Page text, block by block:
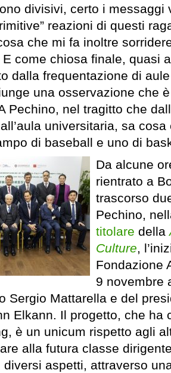
divisivi, certo i messaggi
reazioni di questi
che mi fa inoltre
E come chiosa finale, quasi
dalla frequentazione di
una osservazione che
Pechino, nel tragitto che
universitaria, sa cosa
di baseball e uno di
Da alcune
rientrato a
trascorso
Pechino,
titolare della
Culture,
Fondazione
9 novembre
Sergio Mattarella e del
Elkann. Il progetto, che ha
è un unicum rispetto agli
alla futura classe
aspetti, attraverso